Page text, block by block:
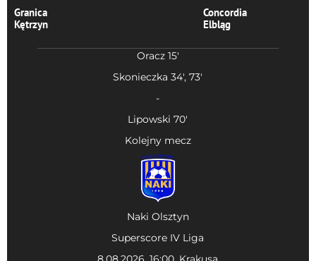
Granica
Kętrzyn
Concordia
Elbląg
Oracz 15'
Skonieczka 34', 73'
-
Lipowski 70'
Kolejny mecz
Naki Olsztyn
Superscore IV Liga